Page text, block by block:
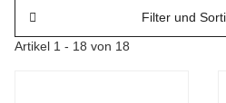
Filter und
Artikel 1 - 18 von 18